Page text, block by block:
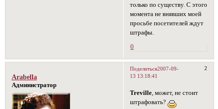
только по существу. С этого
момента не внявших моей
просьбе посетителей ждут
штрафы.
0
Поделиться 2
2007-09-
13 13:18:41
Arabella
Администратор
Treville, может, не стоит
штрафовать?